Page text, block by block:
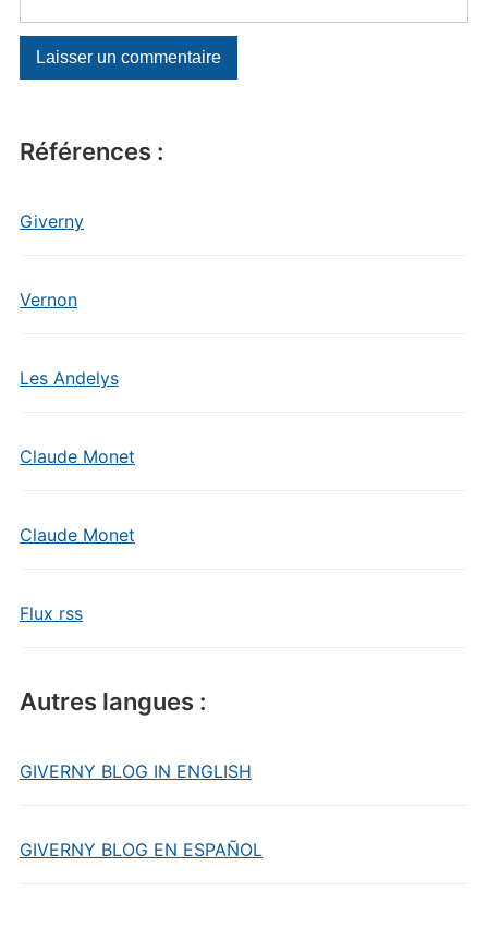
Références :
Giverny
Vernon
Les Andelys
Claude Monet
Claude Monet
Flux rss
Autres langues :
GIVERNY BLOG IN ENGLISH
GIVERNY BLOG EN ESPAÑOL